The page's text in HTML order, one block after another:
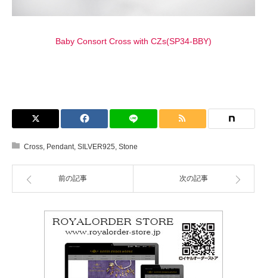
Baby Consort Cross with CZs(SP34-BBY)
Cross, Pendant, SILVER925, Stone
前の記事 次の記事